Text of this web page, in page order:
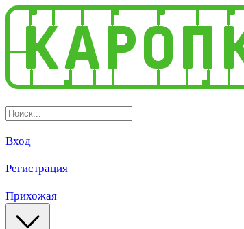
Вход
Регистрация
Прихожая